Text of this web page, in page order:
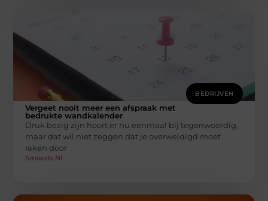
BEDRIJVEN
Vergeet nooit meer een afspraak met
bedrukte wandkalender
Druk bezig zijn hoort er nu eenmaal bij tegenwoordig,
maar dat wil niet zeggen dat je overweldigd moet
raken door
Smoods.nl